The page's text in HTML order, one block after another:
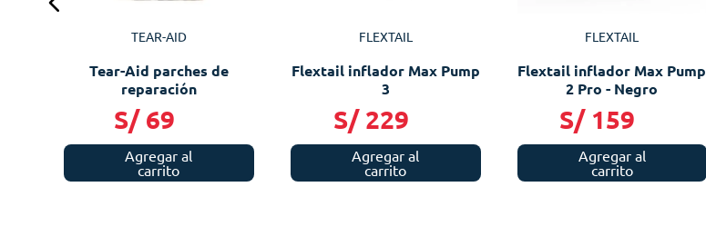
TEAR-AID
Tear-Aid parches de
reparación
S/ 69
Agregar al
carrito
FLEXTAIL
Flextail inflador Max Pump
3
S/ 229
Agregar al
carrito
FLEXTAIL
Flextail inflador Max Pump
2 Pro - Negro
S/ 159
Agregar al
carrito